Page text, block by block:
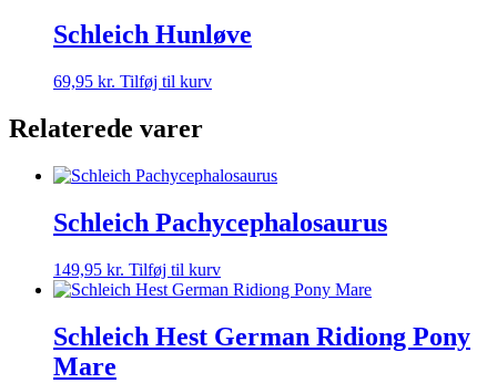
Schleich Hunløve
69,95 kr. Tilføj til kurv
Relaterede varer
Schleich Pachycephalosaurus
149,95 kr. Tilføj til kurv
Schleich Hest German Ridiong Pony
Mare